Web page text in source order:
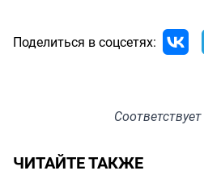
Поделиться в соцсетях:
Соответствует
ЧИТАЙТЕ ТАКЖЕ